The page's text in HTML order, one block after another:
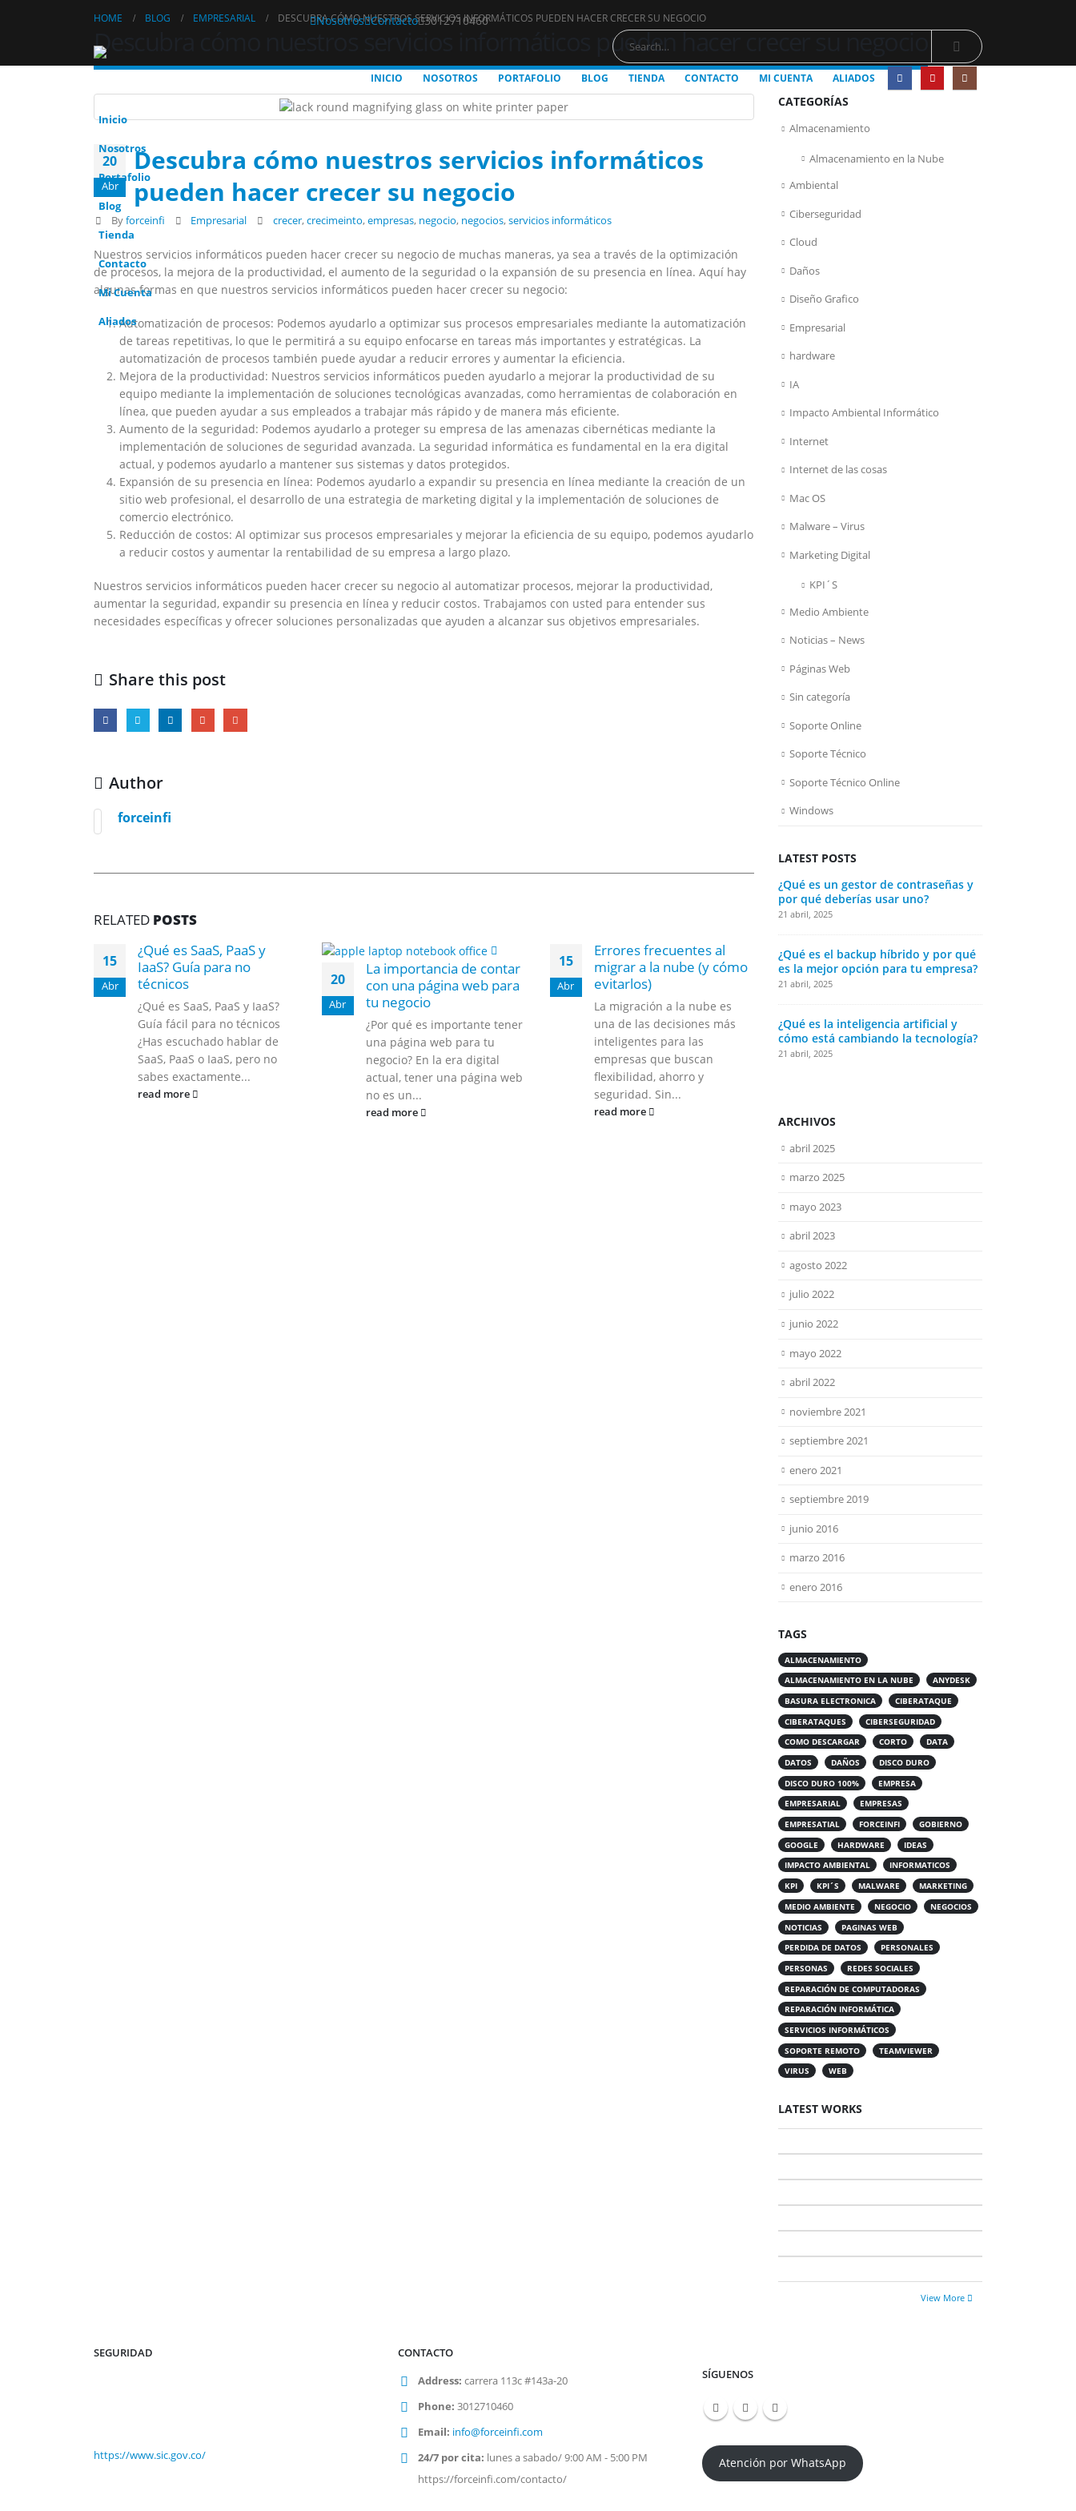
Nosotros Contacto 3012710460
INICIO NOSOTROS PORTAFOLIO BLOG TIENDA CONTACTO MI CUENTA ALIADOS
Inicio
Nosotros
Portafolio
Blog
Tienda
Contacto
Mi Cuenta
Aliados
HOME BLOG EMPRESARIAL DESCUBRA CÓMO NUESTROS SERVICIOS INFORMÁTICOS PUEDEN HACER CRECER SU NEGOCIO
Descubra cómo nuestros servicios informáticos pueden hacer crecer su negocio
20
Abr
Descubra cómo nuestros servicios informáticos
pueden hacer crecer su negocio
By forceinfi Empresarial crecer,crecimeinto,empresas, negocio, negocios,servicios informáticos
Nuestros servicios informáticos pueden hacer crecer su negocio de muchas maneras, ya sea a través de la optimización
de procesos, la mejora de la productividad, el aumento de la seguridad o la expansión de su presencia en línea. Aquí hay
algunas formas en que nuestros servicios informáticos pueden hacer crecer su negocio:
Automatización de procesos: Podemos ayudarlo a optimizar sus procesos empresariales mediante la automatización
de tareas repetitivas, lo que le permitirá a su equipo enfocarse en tareas más importantes y estratégicas. La
automatización de procesos también puede ayudar a reducir errores y aumentar la eficiencia.
Mejora de la productividad: Nuestros servicios informáticos pueden ayudarlo a mejorar la productividad de su
equipo mediante la implementación de soluciones tecnológicas avanzadas, como herramientas de colaboración en
línea, que pueden ayudar a sus empleados a trabajar más rápido y de manera más eficiente.
Aumento de la seguridad: Podemos ayudarlo a proteger su empresa de las amenazas cibernéticas mediante la
implementación de soluciones de seguridad avanzada. La seguridad informática es fundamental en la era digital
actual, y podemos ayudarlo a mantener sus sistemas y datos protegidos.
Expansión de su presencia en línea: Podemos ayudarlo a expandir su presencia en línea mediante la creación de un
sitio web profesional, el desarrollo de una estrategia de marketing digital y la implementación de soluciones de
comercio electrónico.
Reducción de costos: Al optimizar sus procesos empresariales y mejorar la eficiencia de su equipo, podemos ayudarlo
a reducir costos y aumentar la rentabilidad de su empresa a largo plazo.
Nuestros servicios informáticos pueden hacer crecer su negocio al automatizar procesos, mejorar la productividad,
aumentar la seguridad, expandir su presencia en línea y reducir costos. Trabajamos con usted para entender sus
necesidades específicas y ofrecer soluciones personalizadas que ayuden a alcanzar sus objetivos empresariales.
Share this post
Author
forceinfi
RELATED POSTS
15
Abr
¿Qué es SaaS, PaaS y
IaaS? Guía para no
técnicos
¿Qué es SaaS, PaaS y IaaS?
Guía fácil para no técnicos
¿Has escuchado hablar de
SaaS, PaaS o IaaS, pero no
sabes exactamente...
read more
20
Abr
La importancia de contar
con una página web para
tu negocio
¿Por qué es importante tener
una página web para tu
negocio? En la era digital
actual, tener una página web
no es un...
read more
15
Abr
Errores frecuentes al
migrar a la nube (y cómo
evitarlos)
La migración a la nube es
una de las decisiones más
inteligentes para las
empresas que buscan
flexibilidad, ahorro y
seguridad. Sin...
read more
15
Abr
¿Qué es el backup híbrido
y por qué es la mejor
opción para tu empresa?
Introducción La información
es uno de los activos más
valiosos de cualquier
empresa. Sin embargo,
read more
CATEGORÍAS
Almacenamiento
Almacenamiento en la Nube
Ambiental
Ciberseguridad
Cloud
Daños
Diseño Grafico
Empresarial
hardware
IA
Impacto Ambiental Informático
Internet
Internet de las cosas
Mac OS
Malware – Virus
Marketing Digital
KPI´S
Medio Ambiente
Noticias – News
Páginas Web
Sin categoría
Soporte Online
Soporte Técnico
Soporte Técnico Online
Windows
LATEST POSTS
¿Qué es un gestor de contraseñas y
por qué deberías usar uno?
21 abril, 2025
¿Qué es el backup híbrido y por qué
es la mejor opción para tu empresa?
21 abril, 2025
¿Qué es la inteligencia artificial y
cómo está cambiando la tecnología?
21 abril, 2025
ARCHIVOS
abril 2025
marzo 2025
mayo 2023
abril 2023
agosto 2022
julio 2022
junio 2022
mayo 2022
abril 2022
noviembre 2021
septiembre 2021
enero 2021
septiembre 2019
junio 2016
marzo 2016
enero 2016
TAGS
ALMACENAMIENTO
ALMACENAMIENTO EN LA NUBE
ANYDESK
BASURA ELECTRONICA
CIBERATAQUE
CIBERATAQUES
CIBERSEGURIDAD
COMO DESCARGAR
CORTO
DATA
DATOS
DAÑOS
DISCO DURO
DISCO DURO 100%
EMPRESA
EMPRESARIAL
EMPRESAS
EMPRESATIAL
FORCEINFI
GOBIERNO
GOOGLE
HARDWARE
IDEAS
IMPACTO AMBIENTAL
INFORMATICOS
KPI
KPI´S MALWARE
MARKETING
MEDIO AMBIENTE
NEGOCIO
NEGOCIOS
NOTICIAS
PAGINAS WEB
PERDIDA DE DATOS
PERSONALES
PERSONAS
REDES SOCIALES
REPARACIÓN DE COMPUTADORAS
REPARACIÓN INFORMÁTICA
SERVICIOS INFORMÁTICOS
SOPORTE REMOTO
TEAMVIEWER
VIRUS
WEB
LATEST WORKS
View More
SEGURIDAD
https://www.sic.gov.co/
CONTACTO
Address: carrera 113c #143a-20
Phone: 3012710460
Email: info@forceinfi.com
24/7 por cita: lunes a sabado/ 9:00 AM - 5:00 PM
https://forceinfi.com/contacto/
SÍGUENOS
Atención por WhatsApp